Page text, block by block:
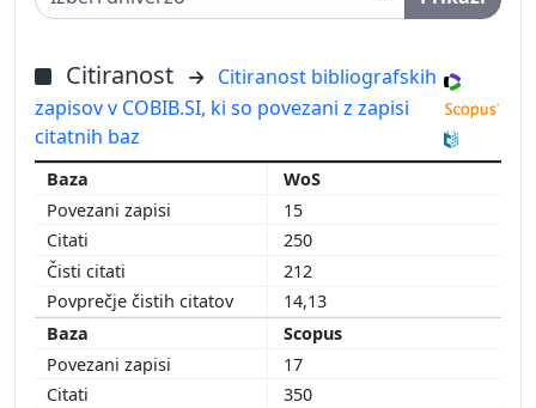
Citiranost
Citiranost bibliografskih
zapisov v COBIB.SI, ki so povezani z zapisi
citatnih baz
WoS
15
250
212
14,13
Scopus
17
350